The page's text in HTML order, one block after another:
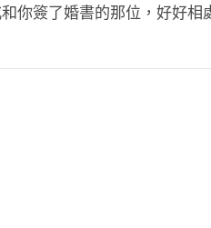
你簽了婚書的那位，好好相